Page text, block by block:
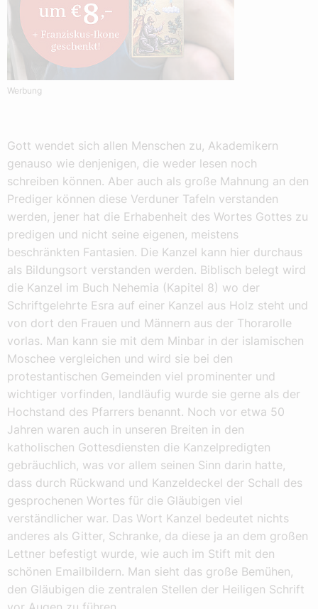
Werbung
Gott wendet sich allen Menschen zu, Akademikern
genauso wie denjenigen, die weder lesen noch
schreiben können. Aber auch als große Mahnung an den
Prediger können diese Verduner Tafeln verstanden
werden, jener hat die Erhabenheit des Wortes Gottes zu
predigen und nicht seine eigenen, meistens
beschränkten Fantasien. Die Kanzel kann hier durchaus
als Bildungsort verstanden werden. Biblisch belegt wird
die Kanzel im Buch Nehemia (Kapitel 8) wo der
Schriftgelehrte Esra auf einer Kanzel aus Holz steht und
von dort den Frauen und Männern aus der Thorarolle
vorlas. Man kann sie mit dem Minbar in der islamischen
Moschee vergleichen und wird sie bei den
protestantischen Gemeinden viel prominenter und
wichtiger vorfinden, landläufig wurde sie gerne als der
Hochstand des Pfarrers benannt. Noch vor etwa 50
Jahren waren auch in unseren Breiten in den
katholischen Gottesdiensten die Kanzelpredigten
gebräuchlich, was vor allem seinen Sinn darin hatte,
dass durch Rückwand und Kanzeldeckel der Schall des
gesprochenen Wortes für die Gläubigen viel
verständlicher war. Das Wort Kanzel bedeutet nichts
anderes als Gitter, Schranke, da diese ja an dem großen
Lettner befestigt wurde, wie auch im Stift mit den
schönen Emailbildern. Man sieht das große Bemühen,
den Gläubigen die zentralen Stellen der Heiligen Schrift